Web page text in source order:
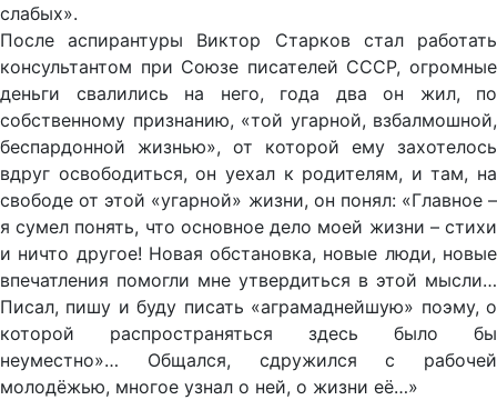
слабых».
После аспирантуры Виктор Старков стал работать
консультантом при Союзе писателей СССР, огромные
деньги свалились на него, года два он жил, по
собственному признанию, «той угарной, взбалмошной,
беспардонной жизнью», от которой ему захотелось
вдруг освободиться, он уехал к родителям, и там, на
свободе от этой «угарной» жизни, он понял: «Главное –
я сумел понять, что основное дело моей жизни – стихи
и ничто другое! Новая обстановка, новые люди, новые
впечатления помогли мне утвердиться в этой мысли…
Писал, пишу и буду писать «аграмаднейшую» поэму, о
которой распространяться здесь было бы
неуместно»… Общался, сдружился с рабочей
молодёжью, многое узнал о ней, о жизни её…»